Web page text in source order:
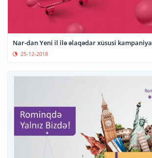
Nar-dan Yeni il ilə əlaqədar xüsusi kampaniya
25-12-2018